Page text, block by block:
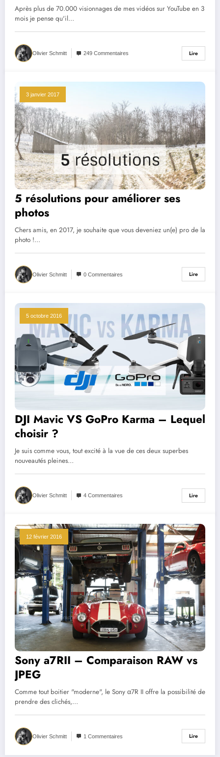
Après plus de 70.000 visionnages de mes vidéos sur YouTube en 3
mois je pense qu'il…
Olivier Schmitt 249 Commentaires Lire
3 janvier 2017
5 résolutions pour améliorer ses
photos
Chers amis, en 2017, je souhaite que vous deveniez un(e) pro de la
photo !…
Olivier Schmitt 0 Commentaires Lire
5 octobre 2016
DJI Mavic VS GoPro Karma – Lequel
choisir ?
Je suis comme vous, tout excité à la vue de ces deux superbes
nouveautés pleines…
Olivier Schmitt 4 Commentaires Lire
12 février 2016
Sony a7RII – Comparaison RAW vs
JPEG
Comme tout boitier "moderne", le Sony α7R II offre la possibilité de
prendre des clichés,…
Olivier Schmitt 1 Commentaires Lire